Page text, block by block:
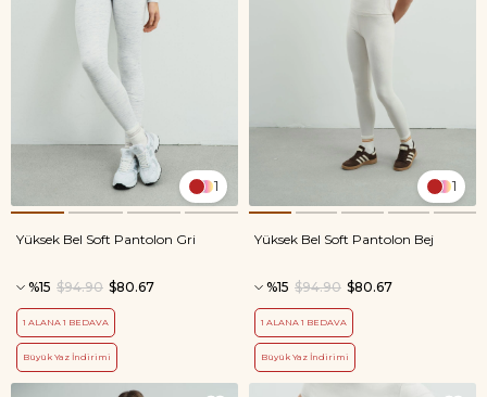
1
Yüksek Bel Soft Pantolon Gri
%15 $80.67
$94.90
1 ALANA 1 BEDAVA
Büyük Yaz İndirimi
1
Yüksek Bel Soft Pantolon Bej
%15 $80.67
$94.90
1 ALANA 1 BEDAVA
Büyük Yaz İndirimi